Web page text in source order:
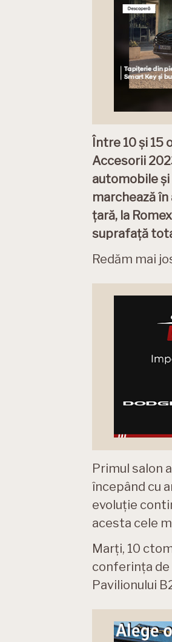
Între 10 și
Accesorii
automobile
marchează
țară, la
suprafață
Redăm mai
Primul salon
începând cu
evoluție
acesta cele
Marți, 10
conferința de
Pavilionului